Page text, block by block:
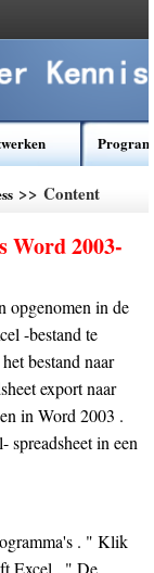
>> Content
Word 2003-
opgenomen in de
-bestand te
bestand naar
export naar
in Word 2003 .
spreadsheet in een
. " Klik
Excel . " De